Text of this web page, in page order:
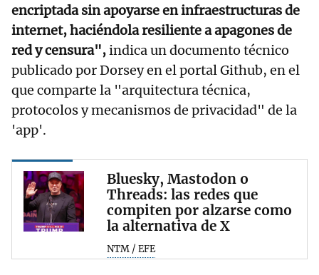
encriptada sin apoyarse en infraestructuras de
internet, haciéndola resiliente a apagones de
red y censura",indica un documento técnico
publicado por Dorsey en el portal Github, en el
que comparte la "arquitectura técnica,
protocolos y mecanismos de privacidad" de la
'app'.
Bluesky, Mastodon o
Threads: las redes que
compiten por alzarse como
la alternativa de X
NTM / EFE